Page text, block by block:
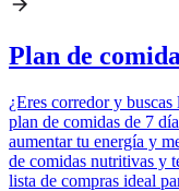
Plan de
¿Eres corredor y
plan de comidas de 7
aumentar tu energía y
de comidas nutritivas y
lista de compras ideal